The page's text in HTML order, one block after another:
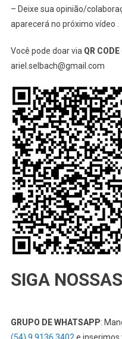
– Deixe sua opinião/
aparecerá no próximo vídeo .
Você pode doar via QR CODE
ariel.selbach@gmail.com
SIGA
GRUPO DE WHATSAPP: